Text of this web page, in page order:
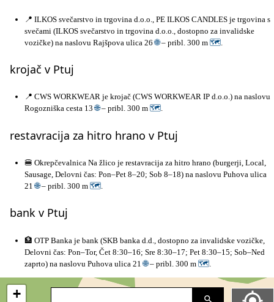
📍 ILKOS svečarstvo in trgovina d.o.o., PE ILKOS CANDLES je trgovina s
svečami (ILKOS svečarstvo in trgovina d.o.o., dostopno za invalidske
vozičke) na naslovu Rajšpova ulica 26🌐– pribl. 300 m 🗺
krojač v Ptuj
📍 CWS WORKWEAR je krojač (CWS WORKWEAR IP d.o.o.) na naslovu
Rogozniška cesta 13🌐– pribl. 300 m 🗺.
restavracija za hitro hrano v Ptuj
🍔 Okrepčevalnica Na žlico je restavracija za hitro hrano (burgerji, Local,
Sausage, Delovni čas: Pon–Pet 8–20; Sob 8–18) na naslovu Puhova ulica
21🌐– pribl. 300 m 🗺
bank v Ptuj
🏦 OTP Banka je bank (SKB banka d.d., dostopno za invalidske vozičke,
Delovni čas: Pon–Tor, Čet 8:30–16; Sre 8:30–17; Pet 8:30–15; Sob–Ned
zaprto) na naslovu Puhova ulica 21🌐– pribl. 300 m 🗺
+